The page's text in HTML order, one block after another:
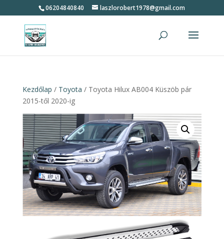
06204840840 laszlorobert1978@gmail.com
Kezdőlap / Toyota / Toyota Hilux AB004 Küszöb pár
2015-től 2020-ig